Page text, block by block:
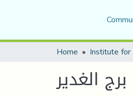
Home
الغدير